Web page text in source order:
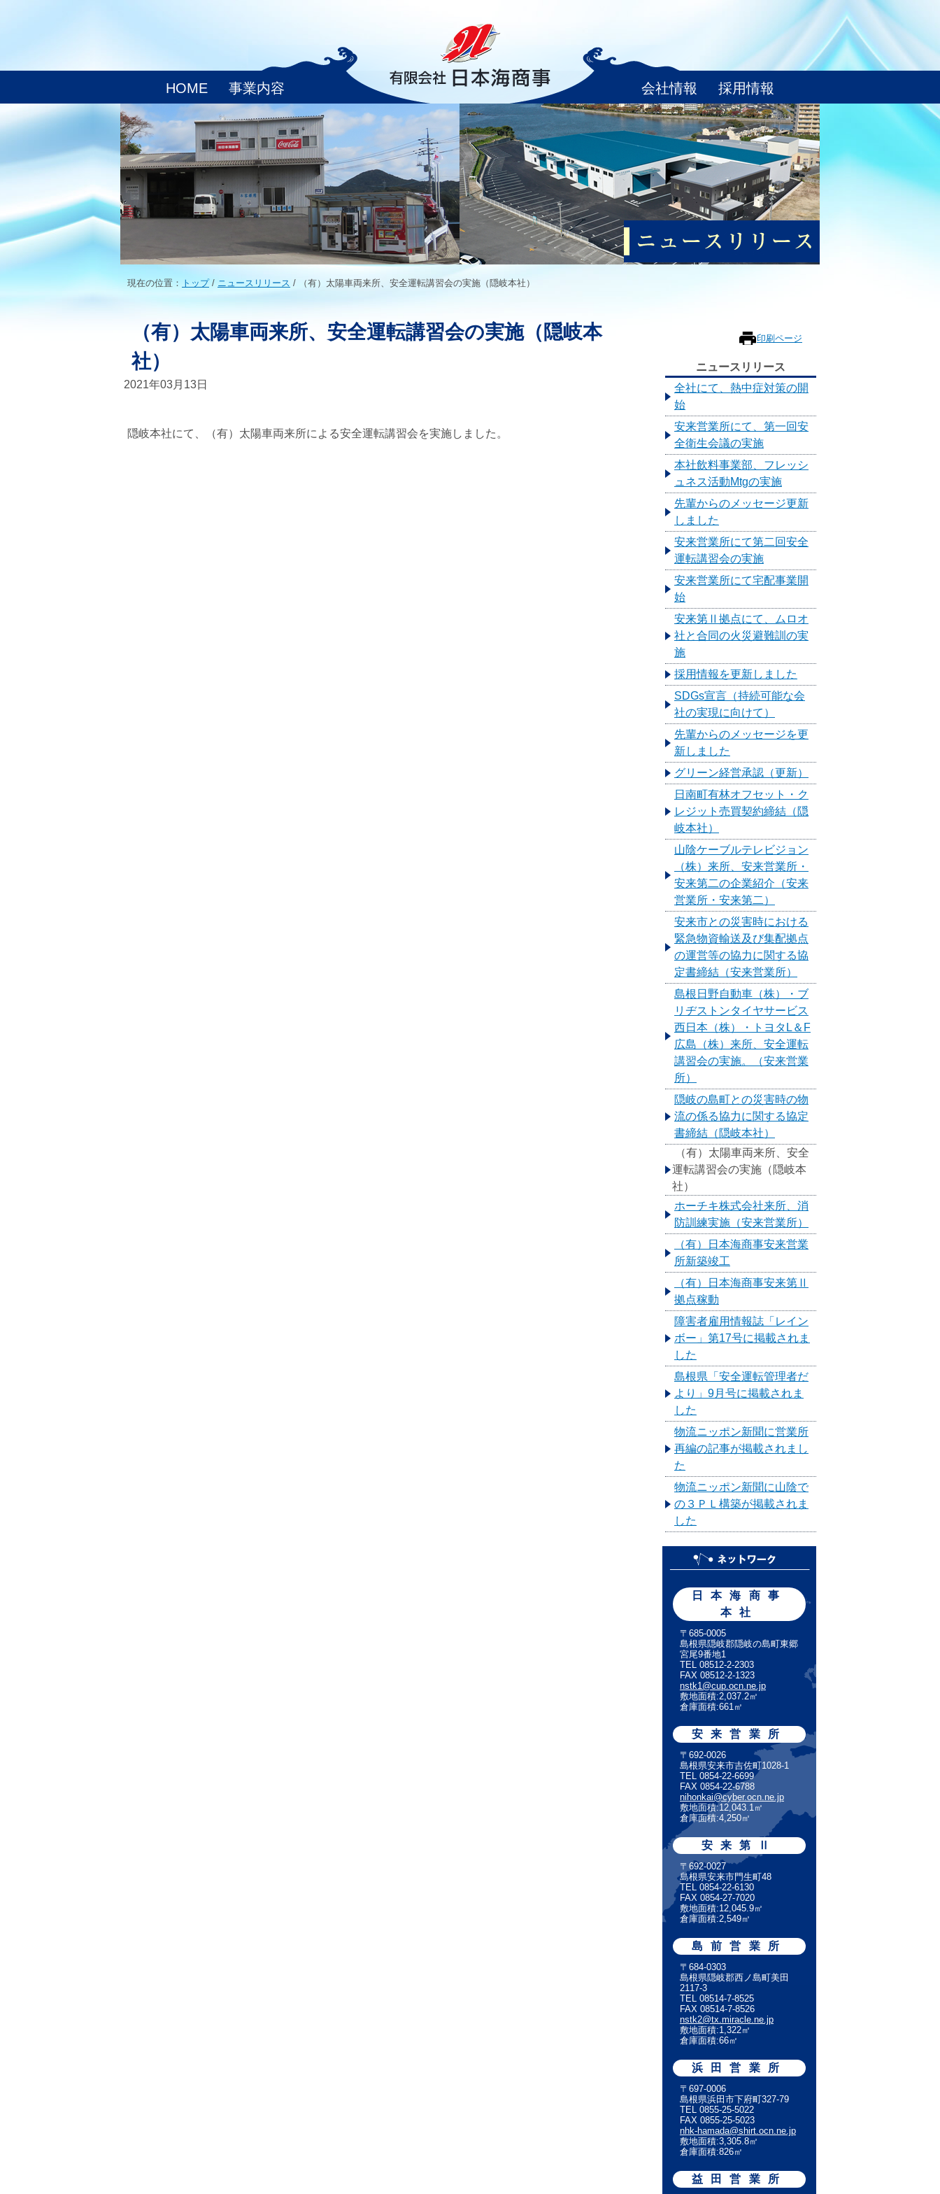
HOME 事業内容 採用情報
会社情報
現在の位置： トップ/ ニュースリリース / （有）太陽車両来所、安全運転講習会の実施（隠岐本社）
印刷ページ
（有）太陽車両来所、安全運転講習会の実施（隠岐本
社）
2021年03月13日
隠岐本社にて、（有）太陽車両来所による安全運転講習会を実施しました。
ニュースリリース
全社にて、熱中症対策の開
始
安来営業所にて、第一回安
全衛生会議の実施
本社飲料事業部、フレッシ
ュネス活動Mtgの実施
先輩からのメッセージ更新
しました
安来営業所にて第二回安全
運転講習会の実施
安来営業所にて宅配事業開
始
安来第Ⅱ拠点にて、ムロオ
社と合同の火災避難訓の実
施
採用情報を更新しました
SDGs宣言（持続可能な会
社の実現に向けて）
先輩からのメッセージを更
新しました
グリーン経営承認（更新）
日南町有林オフセット・ク
レジット売買契約締結（隠
岐本社）
山陰ケーブルテレビジョン
（株）来所、安来営業所・
安来第二の企業紹介（安来
営業所・安来第二）
安来市との災害時における
緊急物資輸送及び集配拠点
の運営等の協力に関する協
定書締結（安来営業所）
島根日野自動車（株）・ブ
リヂストンタイヤサービス
西日本（株）・トヨタL＆F
広島（株）来所、安全運転
講習会の実施。（安来営業
所）
隠岐の島町との災害時の物
流の係る協力に関する協定
書締結（隠岐本社）
（有）太陽車両来所、安全
運転講習会の実施（隠岐本
社）
ホーチキ株式会社来所、消
防訓練実施（安来営業所）
（有）日本海商事安来営業
所新築竣工
（有）日本海商事安来第Ⅱ
拠点稼動
障害者雇用情報誌「レイン
ボー」第17号に掲載されま
した
島根県「安全運転管理者だ
より」9月号に掲載されま
した
物流ニッポン新聞に営業所
再編の記事が掲載されまし
た
物流ニッポン新聞に山陰で
の３ＰＬ構築が掲載されま
した
日本海商事
本社
〒685-0005
島根県隠岐郡隠岐の島町東郷
宮尾9番地1
TEL 08512-2-2303
FAX 08512-2-1323
nstk1@cup.ocn.ne.jp
敷地面積:2,037.2㎡
倉庫面積:661㎡
安来営業所
〒692-0026
島根県安来市吉佐町1028-1
TEL 0854-22-6699
FAX 0854-22-6788
nihonkai@cyber.ocn.ne.jp
敷地面積:12,043.1㎡
倉庫面積:4,250㎡
安来第Ⅱ
〒692-0027
島根県安来市門生町48
TEL 0854-22-6130
FAX 0854-27-7020
敷地面積:12,045.9㎡
倉庫面積:2,549㎡
島前営業所
〒684-0303
島根県隠岐郡西ノ島町美田
2117-3
TEL 08514-7-8525
FAX 08514-7-8526
nstk2@tx.miracle.ne.jp
敷地面積:1,322㎡
倉庫面積:66㎡
浜田営業所
〒697-0006
島根県浜田市下府町327-79
TEL 0855-25-5022
FAX 0855-25-5023
nhk-hamada@shirt.ocn.ne.jp
敷地面積:3,305.8㎡
倉庫面積:826㎡
益田営業所